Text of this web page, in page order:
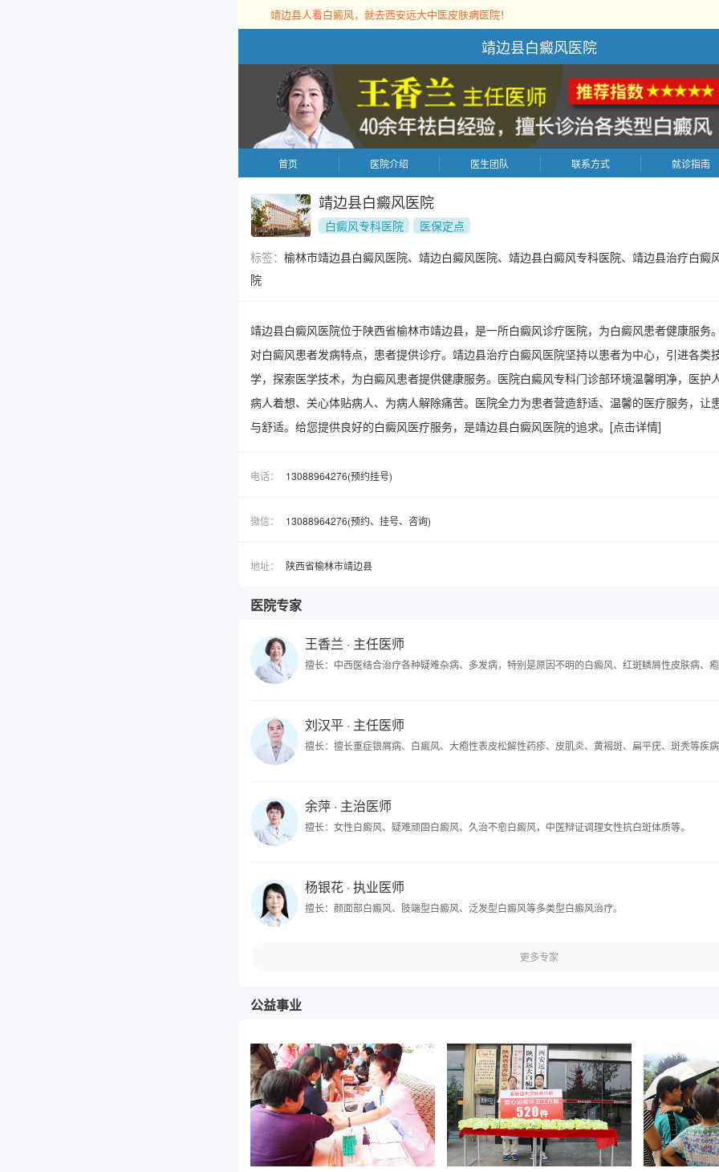
靖边县人看白癜风，就去西安远大中医皮肤病医院！
靖边县白癜风医院
首页 医院介绍 医生团队 联系方式 就诊指南
靖边县白癜风医院
白癜风专科医院
医保定点
标签： 榆林市靖边县白癜风医院、靖边白癜风医院、靖边县白癜风专科医院、靖边县治疗白癜
院
靖边县白癜风医院位于陕西省榆林市靖边县，是一所白癜风诊疗医院，为白癜风患者健康服务
对白癜风患者发病特点，患者提供诊疗。靖边县治疗白癜风医院坚持以患者为中心，引进各类
学，探索医学技术，为白癜风患者提供健康服务。医院白癜风专科门诊部环境温馨明净，医护
病人着想、关心体贴病人、为病人解除痛苦。医院全力为患者营造舒适、温馨的医疗服务，让
与舒适。给您提供良好的白癜风医疗服务，是靖边县白癜风医院的追求。 [点击详情]
电话： 13088964276(预约挂号)
微信： 13088964276(预约、挂号、咨询)
地址： 陕西省榆林市靖边县
医院专家
王香兰 · 主任医师
擅长：中西医结合治疗各种疑难杂病、多发病，特别是原因不明的白癜风、红斑鳞屑性皮肤病、
刘汉平· 主任医师
擅长：擅长重症银屑病、白癜风、大疱性表皮松解性药疹、皮肌炎、黄褐斑、扁平疣、斑秃等疾
余萍· 主治医师
擅长：女性白癜风、疑难顽固白癜风、久治不愈白癜风，中医辩证调理女性抗白斑体质等。
杨银花· 执业医师
擅长：颜面部白癜风、肢端型白癜风、泛发型白癜风等多类型白癜风治疗。
更多专家
公益事业